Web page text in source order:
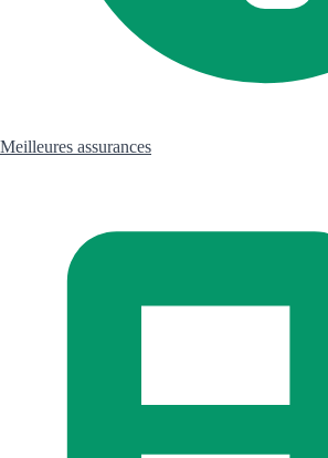
Meilleures assurances